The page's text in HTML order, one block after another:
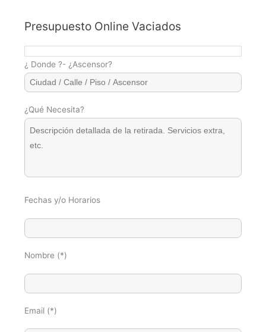
Presupuesto Online Vaciados
¿ Donde ?- ¿Ascensor?
¿Qué Necesita?
Fechas y/o Horarios
Nombre (*)
Email (*)